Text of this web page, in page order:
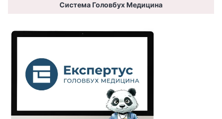
Система Головбух Медицина